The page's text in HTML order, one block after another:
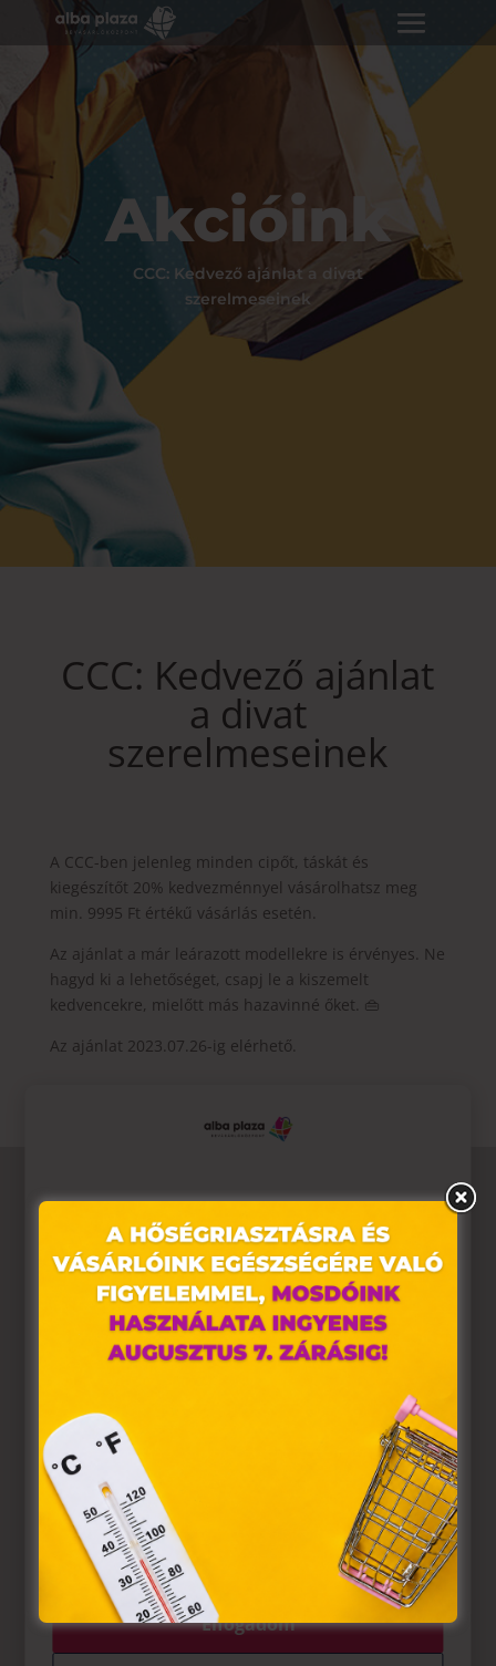
Akcióink
CCC: Kedvező ajánlat a divat
szerelmeseinek
CCC: Kedvező ajánlat
a divat
szerelmeseinek
A CCC-ben jelenleg minden cipőt, táskát és
kiegészítőt 20% kedvezménnyel vásárolhatsz meg
min. 9995 Ft értékű vásárlás esetén.
Az ajánlat a már leárazott modellekre is érvényes. Ne
hagyd ki a lehetőséget, csapj le a kiszemelt
kedvencekre, mielőtt más hazavinné őket. 👜
Az ajánlat 2023.07.26-ig elérhető.
Weboldalunkon „cookie"-kat (továbbiakban „süti")
alkalmazunk. Ezek olyan fájlok, melyek információt tárolnak
webes böngészőjében. Ehhez az Ön hozzájárulása
szükséges.
A „sütiket" az elektronikus hírközlésről szóló 2003. évi C.
törvény, az elektronikus kereskedelmi szolgáltatások, az
információs társadalommal összefüggő szolgáltatások
egyes kérdéseiről szóló 2001. évi CVIII. törvény, valamint az
Európai Unió előírásainak megfelelően használjuk. Azon
weblapoknak, melyek az Európai Unió országain belül
működnek, a „sütik" használatához, és ezeknek a
felhasználó számítógépén vagy egyéb eszközén történő
tárolásához a felhasználók hozzájárulását kell kérniük.
Elfogadom